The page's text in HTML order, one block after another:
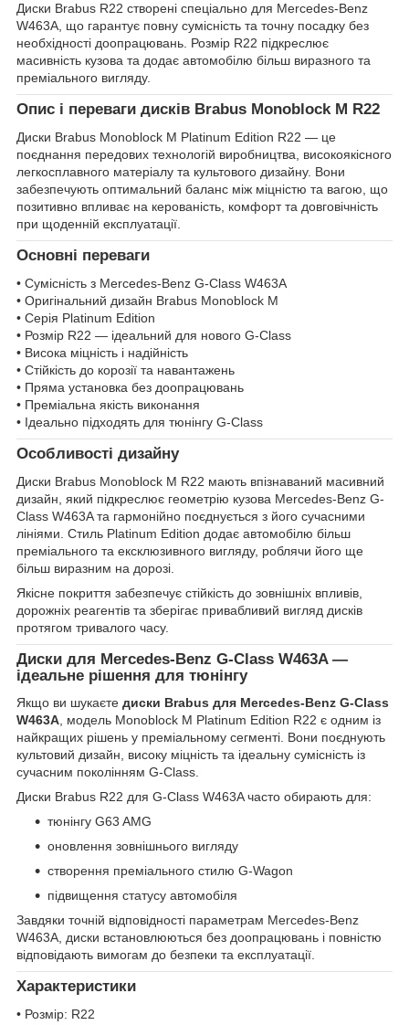
Диски Brabus R22 створені спеціально для Mercedes-Benz
W463A, що гарантує повну сумісність та точну посадку без
необхідності доопрацювань. Розмір R22 підкреслює
масивність кузова та додає автомобілю більш виразного та
преміального вигляду.
Опис і переваги дисків Brabus Monoblock M R22
Диски Brabus Monoblock M Platinum Edition R22 — це
поєднання передових технологій виробництва, високоякісного
легкосплавного матеріалу та культового дизайну. Вони
забезпечують оптимальний баланс між міцністю та вагою, що
позитивно впливає на керованість, комфорт та довговічність
при щоденній експлуатації.
Основні переваги
• Сумісність з Mercedes-Benz G-Class W463A
• Оригінальний дизайн Brabus Monoblock M
• Серія Platinum Edition
• Розмір R22 — ідеальний для нового G-Class
• Висока міцність і надійність
• Стійкість до корозії та навантажень
• Пряма установка без доопрацювань
• Преміальна якість виконання
• Ідеально підходять для тюнінгу G-Class
Особливості дизайну
Диски Brabus Monoblock M R22 мають впізнаваний масивний
дизайн, який підкреслює геометрію кузова Mercedes-Benz G-
Class W463A та гармонійно поєднується з його сучасними
лініями. Стиль Platinum Edition додає автомобілю більш
преміального та ексклюзивного вигляду, роблячи його ще
більш виразним на дорозі.
Якісне покриття забезпечує стійкість до зовнішніх впливів,
дорожніх реагентів та зберігає привабливий вигляд дисків
протягом тривалого часу.
Диски для Mercedes-Benz G-Class W463A —
ідеальне рішення для тюнінгу
Якщо ви шукаєте диски Brabus для Mercedes-Benz G-Class
W463A, модель Monoblock M Platinum Edition R22 є одним із
найкращих рішень у преміальному сегменті. Вони поєднують
культовий дизайн, високу міцність та ідеальну сумісність із
сучасним поколінням G-Class.
Диски Brabus R22 для G-Class W463A часто обирають для:
тюнінгу G63 AMG
оновлення зовнішнього вигляду
створення преміального стилю G-Wagon
підвищення статусу автомобіля
Завдяки точній відповідності параметрам Mercedes-Benz
W463A, диски встановлюються без доопрацювань і повністю
відповідають вимогам до безпеки та експлуатації.
Характеристики
• Розмір: R22